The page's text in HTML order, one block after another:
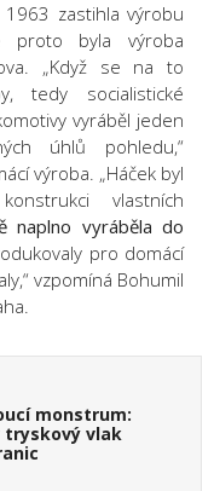
1963 zastihla výrobu
proto byla výroba
„Když se na to
tedy socialistické
vyráběl jeden
úhlů pohledu,“
výroba. „Háček byl
vlastních
naplno vyráběla do
pro domácí
vzpomíná Bohumil
monstrum:
tryskový vlak